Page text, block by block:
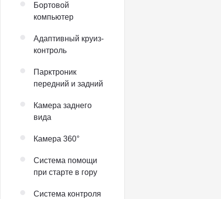
Бортовой
компьютер
Адаптивный круиз-
контроль
Парктроник
передний и задний
Камера заднего
вида
Камера 360°
Система помощи
при старте в гору
Система контроля